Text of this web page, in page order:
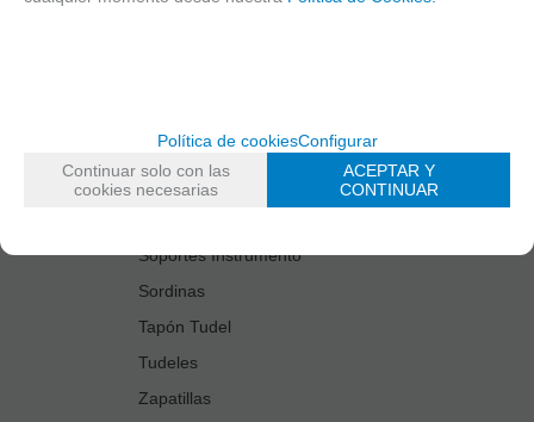
Estuches Guardacañas
Limpiadores
Protectores Boquilla
Soportes Instrumento
Sordinas
Tapón Tudel
Tudeles
Zapatillas
Política de cookiesConfigurar
Continuar solo con las
cookies necesarias
ACEPTAR Y
CONTINUAR